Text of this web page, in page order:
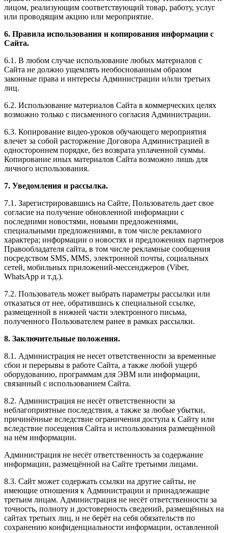
лицом, реализующим соответствующий товар, работу, услуг
или проводящим акцию или мероприятие.
6. Правила использования и копирования информации с
Сайта.
6.1. В любом случае использование любых материалов с
Сайта не должно ущемлять необоснованным образом
законные права и интересы Администрации и/или третьих
лиц.
6.2. Использование материалов Сайта в коммерческих целях
возможно только с письменного согласия Администрации.
6.3. Копирование видео-уроков обучающего мероприятия
влечет за собой расторжение Договора Администрацией в
одностороннем порядке, без возврата уплаченной суммы.
Копирование иных материалов Сайта возможно лишь для
личного использования.
7. Уведомления и рассылка.
7.1. Зарегистрировавшись на Сайте, Пользователь дает свое
согласие на получение обновленной информации с
последними новостями, новыми предложениями,
специальными предложениями, в том числе рекламного
характера; информации о новостях и предложениях партнеров
Правообладателя сайта, в том числе рекламные сообщения
посредством SMS, MMS, электронной почты, социальных
сетей, мобильных приложений-мессенджеров (Viber,
WhatsApp и т.д.).
7.2. Пользователь может выбрать параметры рассылки или
отказаться от нее, обратившись к специальной ссылке,
размещенной в нижней части электронного письма,
полученного Пользователем ранее в рамках рассылки.
8. Заключительные положения.
8.1. Администрация не несет ответственности за временные
сбои и перерывы в работе Сайта, а также любой ущерб
оборудованию, программам для ЭВМ или информации,
связанный с использованием Сайта.
8.2. Администрация не несёт ответственности за
неблагоприятные последствия, а также за любые убытки,
причинённые вследствие ограничения доступа к Сайту или
вследствие посещения Сайта и использования размещённой
на нём информации.
Администрация не несёт ответственность за содержание
информации, размещённой на Сайте третьими лицами.
8.3. Сайт может содержать ссылки на другие сайты, не
имеющие отношения к Администрации и принадлежащие
третьим лицам. Администрация не несёт ответственности за
точность, полноту и достоверность сведений, размещённых на
сайтах третьих лиц, и не берёт на себя обязательств по
сохранению конфиденциальности информации, оставленной